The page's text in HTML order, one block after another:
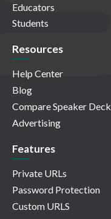
Educators
Students
Resources
Help Center
Blog
Compare Speaker Deck
Advertising
Features
Private URLs
Password Protection
Custom URLS